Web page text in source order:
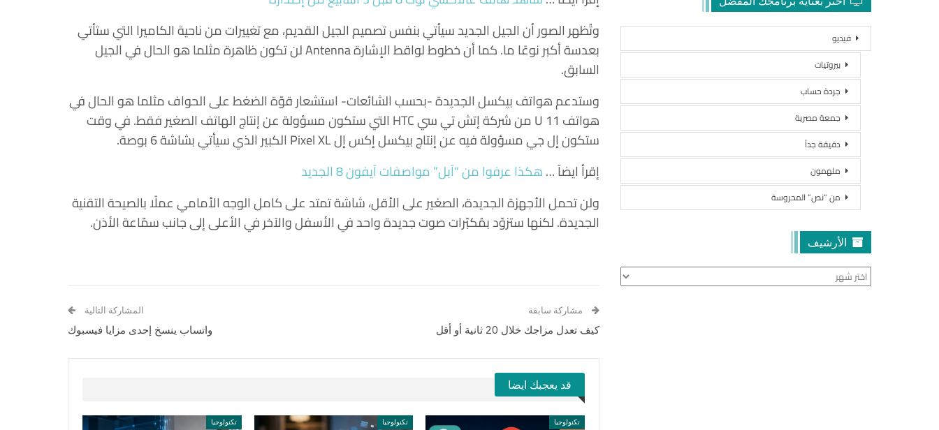
وتُظهر الصور أن الجيل الجديد سيأتي بنفس تصميم الجيل القديم، مع تغييرات من ناحية الكاميرا التي ستأتي
بعدسة أكبر نوعًا ما. كما أن خطوط لواقط الإشارة Antenna لن تكون ظاهرة مثلما هو الحال في الجيل
السابق.
وستدعم هواتف بيكسل الجديدة -بحسب الشائعات- استشعار قوّة الضغط على الحواف مثلما هو الحال في
هواتف U 11 من شركة إتش تي سي HTC التي ستكون مسؤولة عن إنتاج الهاتف الصغير فقط. في وقت
ستكون إل جي مسؤولة فيه عن إنتاج بيكسل إكس إل Pixel XL الكبير الذي سيأتي بشاشة 6 بوصة.
إقرأ ايضآ …هكذا عرفوا من “آبل” مواصفات آيفون 8 الجديد
ولن تحمل الأجهزة الجديدة، الصغير على الأقل، شاشة تمتد على كامل الوجه الأمامي عملًا بالصيحة التقنية
الجديدة. لكنها ستزوّد بمُكبّرات صوت جديدة واحد في الأسفل والآخر في الأعلى إلى جانب سمّاعة الأذن.
مشاركة سابقة
كيف تعدل مزاجك خلال 20 ثانية أو أقل
المشاركة التالية
واتساب ينسخ إحدى مزايا فيسبوك
قد يعجبك ايضا
تكنولوجيا تكنولوجيا تكنولوجيا
فيديو
بيروتيات
جردة حساب
جمعة مصرية
دقيقة جداً
ملهمون
من “نص” المحروسة
الأرشيف
الأرشيف